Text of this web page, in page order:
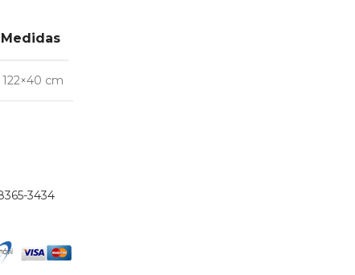
Medidas
122×40 cm
3434